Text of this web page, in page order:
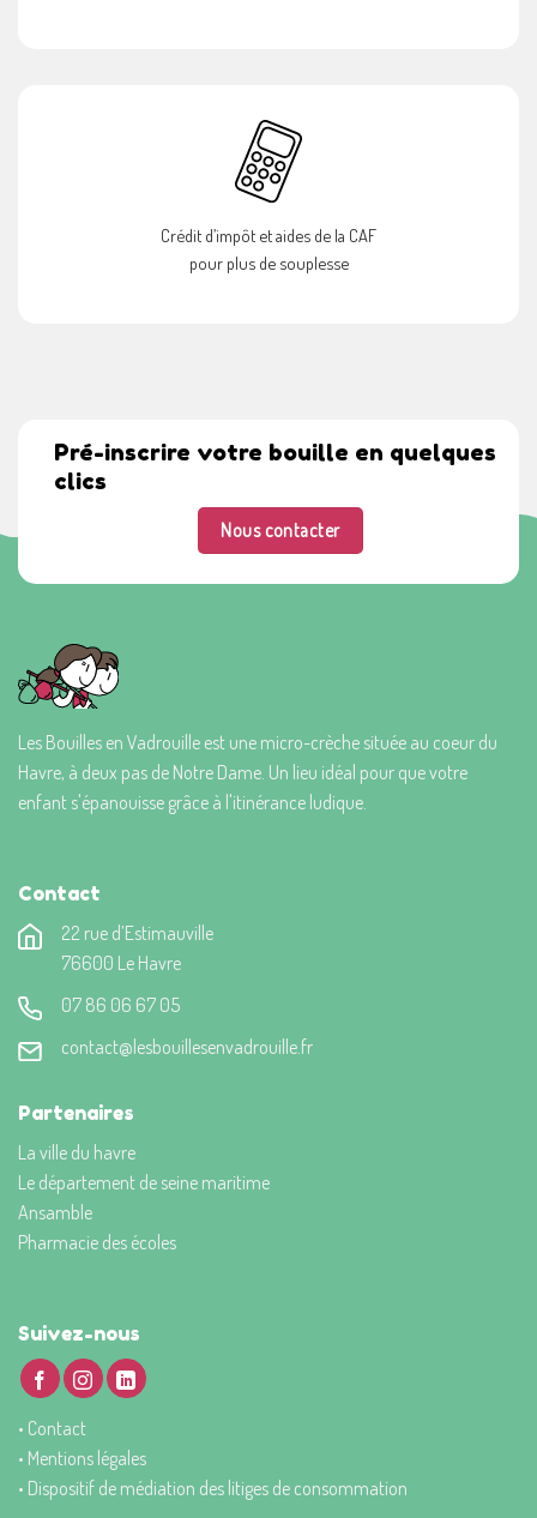
Crédit d’impôt et aides de la CAF
pour plus de souplesse
Pré-inscrire votre bouille en quelques
clics
Nous contacter
Les Bouilles en Vadrouille est une micro-crèche située au coeur du
Havre, à deux pas de Notre Dame. Un lieu idéal pour que votre
enfant s'épanouisse grâce à l'itinérance ludique.
Contact
22 rue d’Estimauville
76600 Le Havre
07 86 06 67 05
contact@lesbouillesenvadrouille.fr
Partenaires
La ville du havre
Le département de seine maritime
Ansamble
Pharmacie des écoles
Suivez-nous
• Contact
• Mentions légales
• Dispositif de médiation des litiges de consommation